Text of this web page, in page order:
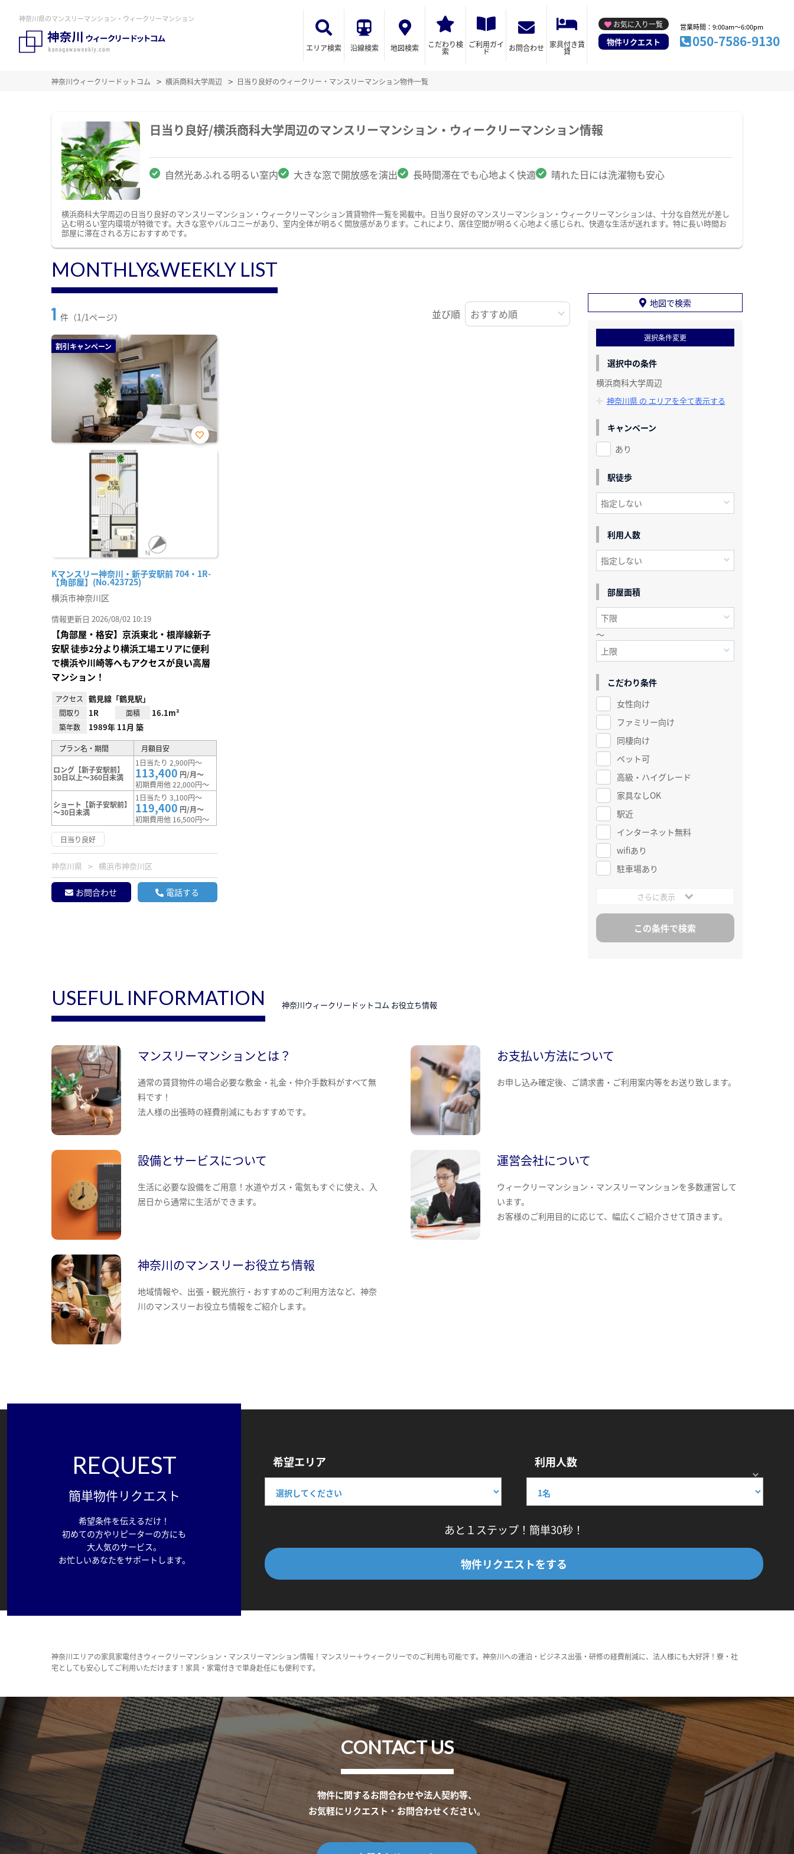
神奈川県のマンスリーマンション・ウィークリーマンション
エリア検索 沿線検索 地図検索 こだわり検
索
ご利用ガイ
ド お問合わせ 家具付き賃
貸
お気に入り一覧
物件リクエスト
営業時間：9:00am～6:00pm
050-7586-9130
神奈川ウィークリードットコム 横浜商科大学周辺 日当り良好のウィークリー・マンスリーマンション物件一覧
日当り良好/横浜商科大学周辺のマンスリーマンション・ウィークリーマンション情報
自然光あふれる明るい室内 大きな窓で開放感を演出 長時間滞在でも心地よく快適 晴れた日には洗濯物も安心
横浜商科大学周辺の日当り良好のマンスリーマンション・ウィークリーマンション賃貸物件一覧を掲載中。日当り良好のマンスリーマンション・ウィークリーマンションは、十分な自然光が差し
込む明るい室内環境が特徴です。大きな窓やバルコニーがあり、室内全体が明るく開放感があります。これにより、居住空間が明るく心地よく感じられ、快適な生活が送れます。特に長い時間お
部屋に滞在される方におすすめです。
MONTHLY&WEEKLY LIST
1 件（1/1ページ） 並び順
割引キャンペーン
Kマンスリー神奈川・新子安駅前 704・1R-
【角部屋】(No.423725)
お気
横浜市神奈川区
情報更新日 2026/08/02 10:19
【角部屋・格安】京浜東北・根岸線新子
安駅 徒歩2分より横浜工場エリアに便利
で横浜や川崎等へもアクセスが良い高層
マンション！
アクセス 鶴見線「鶴見駅」
間取り 1R 面積 16.1m²
築年数 1989年 11月 築
プラン名・期間 月額目安
ロング【新子安駅前】
30日以上～360日未満
1日当たり 2,900円～
113,400 円/月～
初期費用他 22,000円～
ショート【新子安駅前】
～30日未満
1日当たり 3,100円～
119,400 円/月～
初期費用他 16,500円～
日当り良好
神奈川県 横浜市神奈川区
お問合わせ 電話する
地図で検索
選択条件変更
選択中の条件
横浜商科大学周辺
神奈川県 の エリアを全て表示する
キャンペーン
あり
駅徒歩
利用人数
部屋面積
～
こだわり条件
女性向け
ファミリー向け
同棲向け
ペット可
高級・ハイグレード
家具なしOK
駅近
インターネット無料
wifiあり
駐車場あり
さらに表示
USEFUL INFORMATION 神奈川ウィークリードットコム お役立ち情報
マンスリーマンションとは？
通常の賃貸物件の場合必要な敷金・礼金・仲介手数料がすべて無
料です！
法人様の出張時の経費削減にもおすすめです。
お支払い方法について
お申し込み確定後、ご請求書・ご利用案内等をお送り致します。
設備とサービスについて
生活に必要な設備をご用意！水道やガス・電気もすぐに使え、入
居日から通常に生活ができます。
運営会社について
ウィークリーマンション・マンスリーマンションを多数運営して
います。
お客様のご利用目的に応じて、幅広くご紹介させて頂きます。
神奈川のマンスリーお役立ち情報
地域情報や、出張・観光旅行・おすすめのご利用方法など、神奈
川のマンスリーお役立ち情報をご紹介します。
REQUEST
簡単物件リクエスト
希望条件を伝えるだけ！
初めての方やリピーターの方にも
大人気のサービス。
お忙しいあなたをサポートします。
希望エリア 利用人数
あと１ステップ！簡単30秒！
物件リクエストをする
神奈川エリアの家具家電付きウィークリーマンション・マンスリーマンション情報！マンスリー＋ウィークリーでのご利用も可能です。神奈川への連泊・ビジネス出張・研修の経費削減に、法人様にも大好評！寮・社
宅としても安心してご利用いただけます！家具・家電付きで単身赴任にも便利です。
CONTACT US
物件に関するお問合わせや法人契約等、
お気軽にリクエスト・お問合わせください。